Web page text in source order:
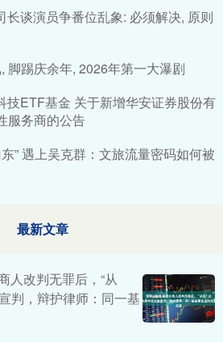
长谈演员争番位乱象: 必须解决, 原则
脚踢庆余年, 2026年第一大瀑剧
技ETF基金 关于新增华安证券股份有
服务商的公告
” 遇上吴克群：文旅流量密码如何被
最新文章
人改判无罪后，“从
判，辩护律师：同一基